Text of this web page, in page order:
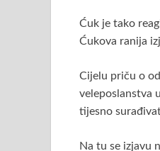
Ćuk je tako
Ćukova ranija
Cijelu priču o
veleposlanstva
tijesno
Na tu se izjavu